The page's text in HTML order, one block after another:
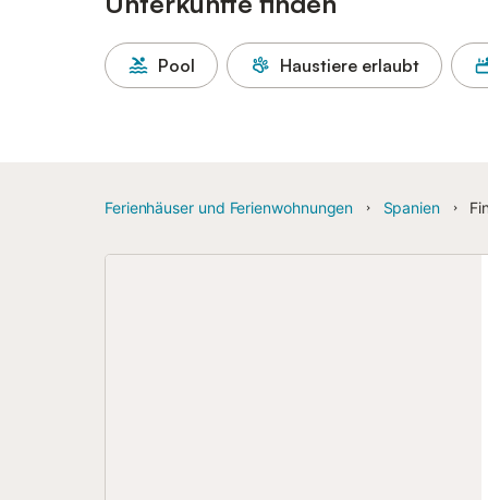
Pool Haustiere erlaubt
Ferienhäuser und Ferienwohnungen Spanien